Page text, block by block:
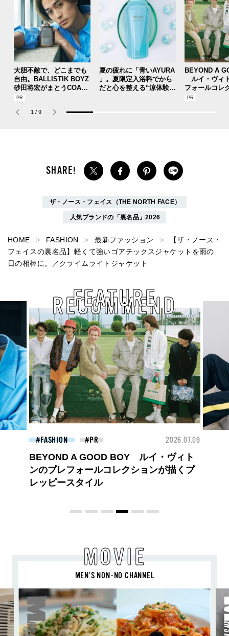
大胆不敵で、どこまでも
自由。BALLISTIK BOYZ
砂田将宏がまとうCOACH
の新作フレグランス「コ
パルファム」
夏の疲れに「青いAYURA
」。夏限定入浴料でから
だと心を整える“涼体験”
BEYOND A
ルイ・ヴィ
フォールコレ
描くプレッピ
1 / 9
ザ・ノース・フェイス（THE NORTH FACE）
人気ブランドの「裏名品」2026
HOME FASHION 最新ファッション
【ザ・ノース・
フェイスの裏名品】軽くて強いゴアテックスジャケットを雨の
日の相棒に。／クライムライトジャケット
RECOMMEND
FEATURE
FASHION 2026.07.09
ロエベの新しい世界へようこそ。大胆な
コントラストとレイヤードの先に。装う
喜び、明るいスピリット
MOVIE
MEN’S NON-NO CHANNEL